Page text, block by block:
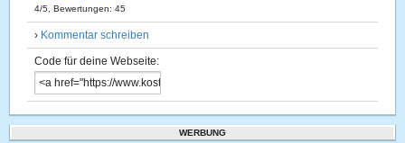
4/5 , Bewertungen:45
› Kommentar schreiben
Code für deine Webseite:
WERBUNG